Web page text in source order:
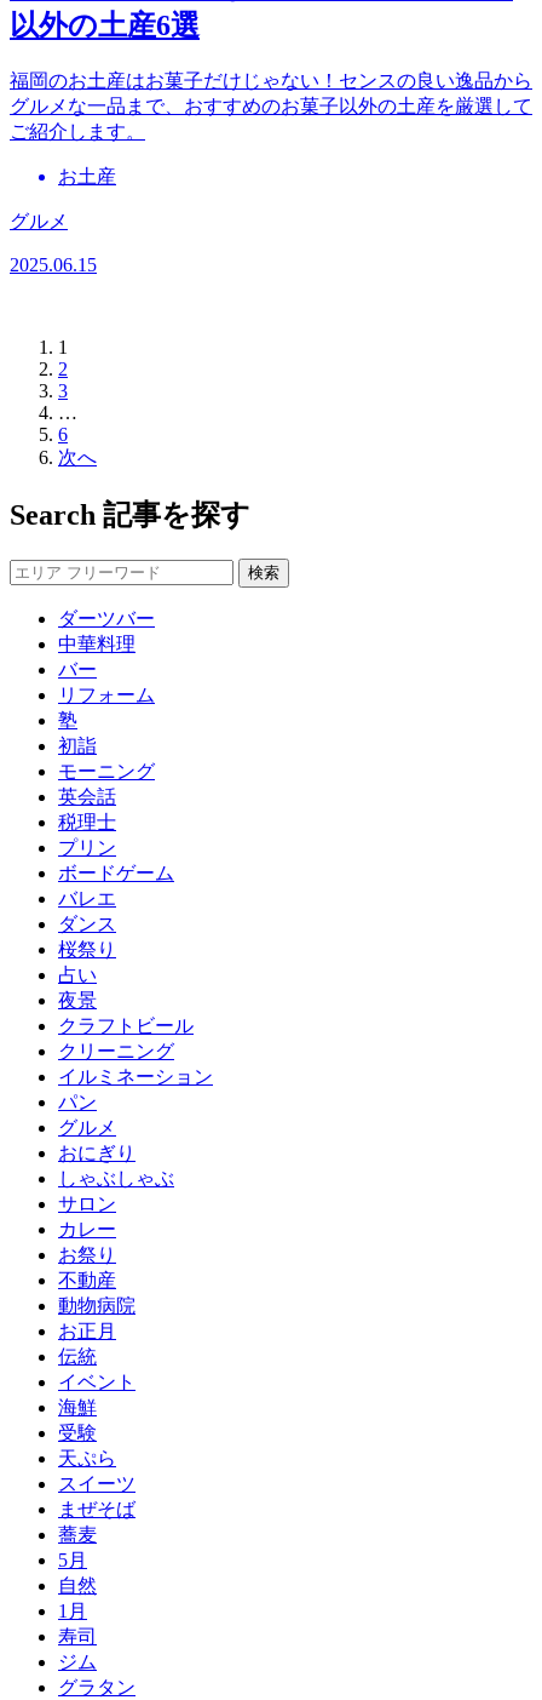
以外の土産6選
福岡のお土産はお菓子だけじゃない！センスの良い逸品から
グルメな一品まで、おすすめのお菓子以外の土産を厳選して
ご紹介します。
お土産
グルメ
2025.06.15
1
2
3
…
6
次へ
Search 記事を探す
ダーツバー
中華料理
バー
リフォーム
塾
初詣
モーニング
英会話
税理士
プリン
ボードゲーム
バレエ
ダンス
桜祭り
占い
夜景
クラフトビール
クリーニング
イルミネーション
パン
グルメ
おにぎり
しゃぶしゃぶ
サロン
カレー
お祭り
不動産
動物病院
お正月
伝統
イベント
海鮮
受験
天ぷら
スイーツ
まぜそば
蕎麦
5月
自然
1月
寿司
ジム
グラタン